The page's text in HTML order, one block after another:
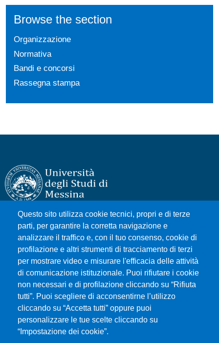
Browse the section
Organizzazione
Normativa
Bandi e concorsi
Rassegna stampa
Questo sito utilizza cookie tecnici, propri e di terze
parti, per garantire la corretta navigazione e
analizzare il traffico e, con il tuo consenso, cookie di
profilazione e altri strumenti di tracciamento di terzi
per mostrare video e misurare l'efficacia delle attività
di comunicazione istituzionale. Puoi rifiutare i cookie
non necessari e di profilazione cliccando su “Rifiuta
tutti”. Puoi scegliere di acconsentirne l’utilizzo
cliccando su “Accetta tutti” oppure puoi
personalizzare le tue scelte cliccando su
“Impostazione dei cookie”.
Università degli Studi di Messina
Piazza Pugliatti, 1 - 98122 Messina
Cod. Fiscale 80004070837
P.IVA 00724160833
Centralino: 090 676 1
MENÙ SOCIAL
MENÙ FOOTER 1
Accessibility statement